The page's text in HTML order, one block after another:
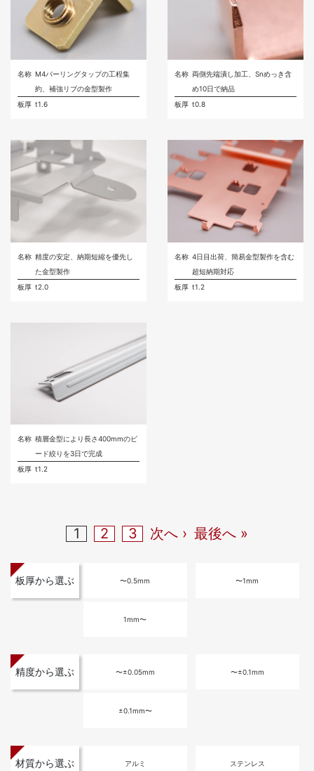
名称 M4バーリングタップの工程集
約、補強リブの金型製作
板厚 t1.6
名称 両側先端潰し加工、Snめっき含
め10日で納品
板厚 t0.8
名称 精度の安定、納期短縮を優先し
た金型製作
板厚 t2.0
名称 4日目出荷、簡易金型製作を含む
超短納期対応
板厚 t1.2
名称 積層金型により長さ400mmのビ
ード絞りを3日で完成
板厚 t1.2
1 2 3 次へ › 最後へ »
板厚から選ぶ 〜0.5mm 〜1mm
1mm〜
精度から選ぶ 〜±0.05mm 〜±0.1mm
±0.1mm〜
材質から選ぶ アルミ ステンレス